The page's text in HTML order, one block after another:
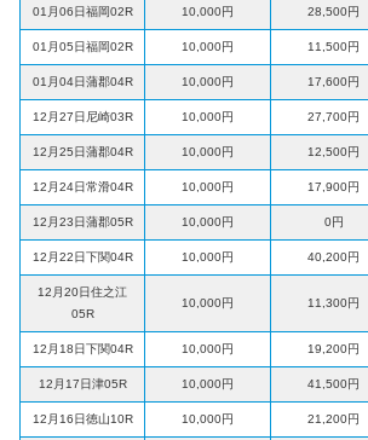
01月06日福岡02R 10,000円 28,500円
01月05日福岡02R 10,000円 11,500円
01月04日蒲郡04R 10,000円 17,600円
12月27日尼崎03R 10,000円 27,700円
12月25日蒲郡04R 10,000円 12,500円
12月24日常滑04R 10,000円 17,900円
12月23日蒲郡05R 10,000円 0円
12月22日下関04R 10,000円 40,200円
12月20日住之江
05R
10,000円 11,300円
12月18日下関04R 10,000円 19,200円
12月17日津05R 10,000円 41,500円
12月16日徳山10R 10,000円 21,200円